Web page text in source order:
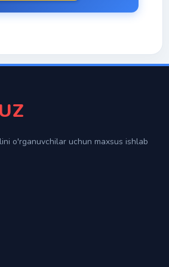
remoto
UZ
o'rganuvchilar uchun maxsus ishlab